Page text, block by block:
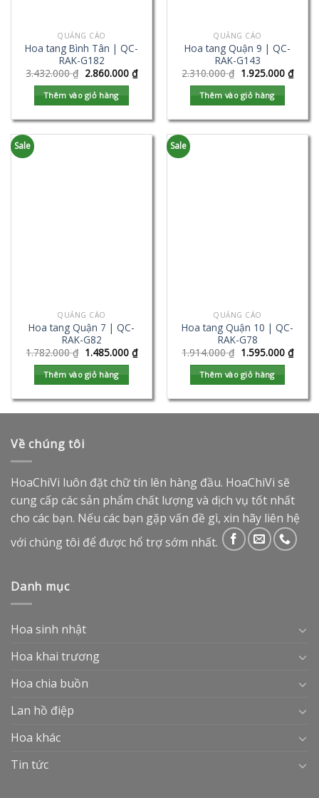
QUẢNG CÁO
Hoa tang Bình Tân | QC-
RAK-G182
3.432.000₫ 2.860.000 ₫
Thêm vào giỏ hàng
QUẢNG CÁO
Hoa tang Quận 9 | QC-
RAK-G143
2.310.000₫ 1.925.000 ₫
Thêm vào giỏ hàng
Sale
QUẢNG CÁO
Hoa tang Quận 7 | QC-
RAK-G82
1.782.000₫ 1.485.000 ₫
Thêm vào giỏ hàng
Sale
QUẢNG CÁO
Hoa tang Quận 10 | QC-
RAK-G78
1.914.000₫ 1.595.000 ₫
Thêm vào giỏ hàng
Về chúng tôi
HoaChiVi luôn đặt chữ tín lên hàng đầu. HoaChiVi sẽ
cung cấp các sản phẩm chất lượng và dịch vụ tốt nhất
cho các bạn. Nếu các bạn gặp vấn đề gì, xin hãy liên hệ
với chúng tôi để được hổ trợ sớm nhất.
Danh mục
Hoa sinh nhật
Hoa khai trương
Hoa chia buồn
Lan hồ điệp
Hoa khác
Tin tức